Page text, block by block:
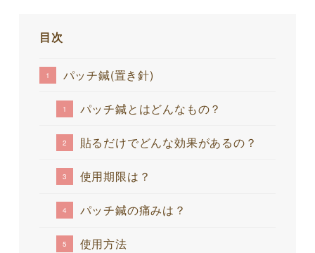
目次
パッチ鍼(置き針)
パッチ鍼とはどんなもの？
貼るだけでどんな効果があるの？
使用期限は？
パッチ鍼の痛みは？
使用方法